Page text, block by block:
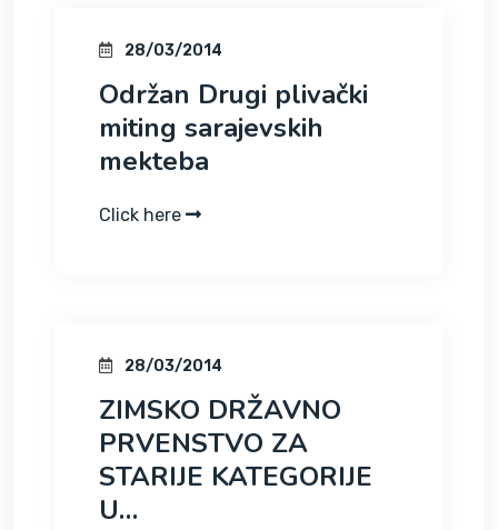
28/03/2014
Održan Drugi plivački
miting sarajevskih
mekteba
Click here
28/03/2014
ZIMSKO DRŽAVNO
PRVENSTVO ZA
STARIJE KATEGORIJE
U…